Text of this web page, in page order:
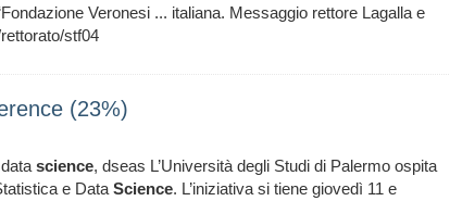
Veronesi ... italiana. Messaggio rettore Lagalla e
stf04
(23%)
science, dseas L’Università degli Studi di Palermo ospita
e Data Science. L’iniziativa si tiene giovedì 11 e